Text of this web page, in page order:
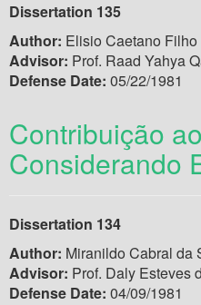
Dissertation 135
Author: Elisio Caetano Filho
Advisor: Prof. Raad Yahya
Defense Date: 05/22/1981
Contribuição
Considerando
Dissertation 134
Author: Miranildo Cabral da
Advisor: Prof. Daly Esteves
Defense Date: 04/09/1981